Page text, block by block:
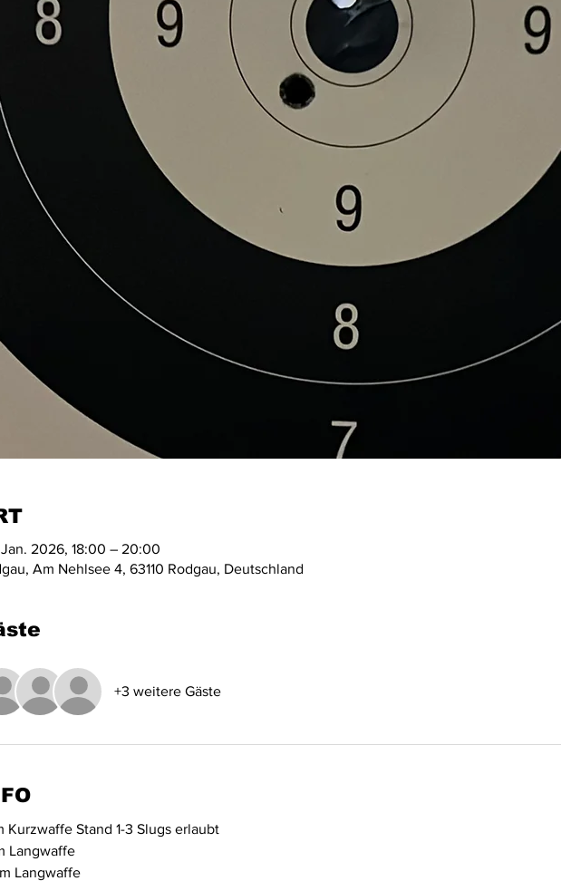
2026, 18:00 – 20:00
Am Nehlsee 4, 63110 Rodgau, Deutschland
+3 weitere Gäste
Kurzwaffe Stand 1-3 Slugs erlaubt
Langwaffe
Langwaffe